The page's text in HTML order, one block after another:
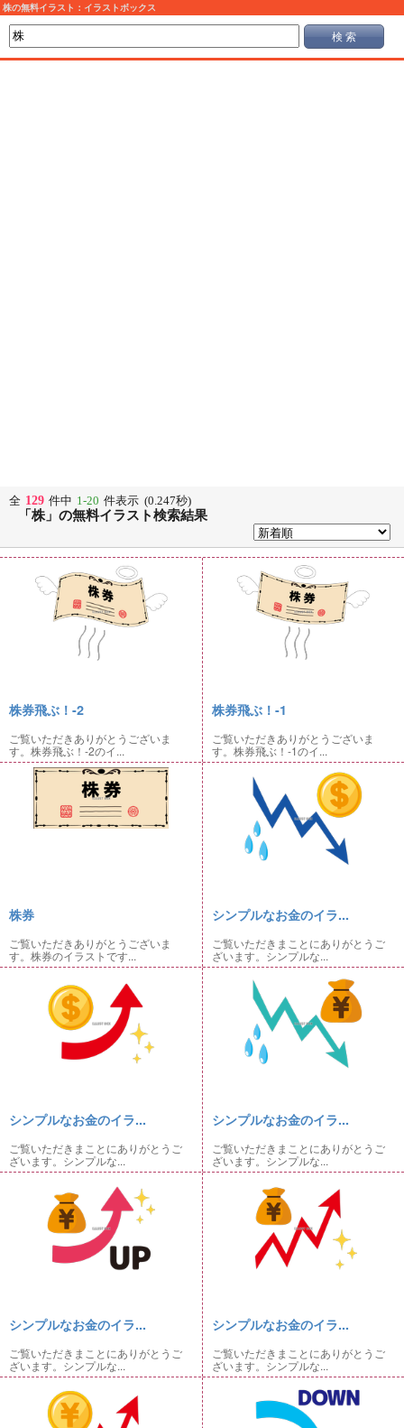
株の無料イラスト：イラストボックス
検 索
全 129 件中 1-20 件表示 (0.247秒)
「株」の無料イラスト検索結果
株券飛ぶ！-2
ご覧いただきありがとうございま
す。株券飛ぶ！-2のイ...
株券飛ぶ！-1
ご覧いただきありがとうございま
す。株券飛ぶ！-1のイ...
株券
ご覧いただきありがとうございま
す。株券のイラストです...
シンプルなお金のイラ...
ご覧いただきまことにありがとうご
ざいます。シンプルな...
シンプルなお金のイラ...
ご覧いただきまことにありがとうご
ざいます。シンプルな...
シンプルなお金のイラ...
ご覧いただきまことにありがとうご
ざいます。シンプルな...
シンプルなお金のイラ...
ご覧いただきまことにありがとうご
ざいます。シンプルな...
シンプルなお金のイラ...
ご覧いただきまことにありがとうご
ざいます。シンプルな...